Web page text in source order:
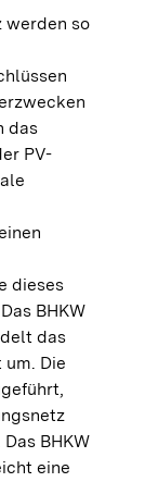
werden so
das
PV-
dieses
BHKW
das
Die
BHKW
eine